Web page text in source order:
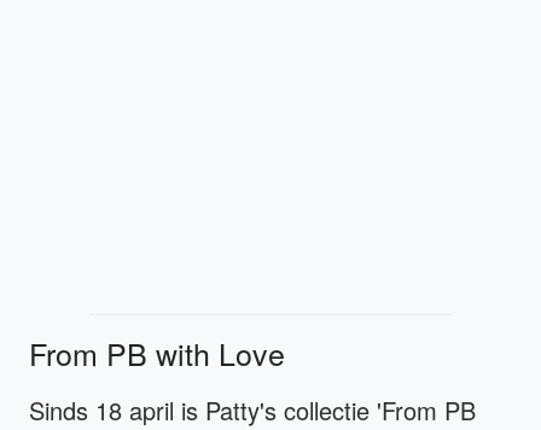
From PB with Love
Sinds 18 april is Patty's collectie 'From PB